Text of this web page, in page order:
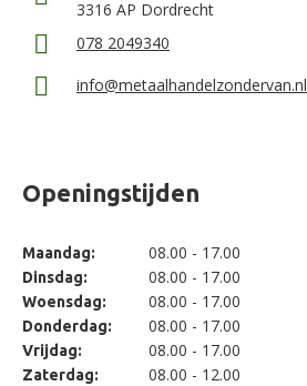
3316 AP Dordrecht
078 2049340
info@metaalhandelzondervan.nl
Openingstijden
Maandag: 08.00 - 17.00
Dinsdag: 08.00 - 17.00
Woensdag: 08.00 - 17.00
Donderdag: 08.00 - 17.00
Vrijdag: 08.00 - 17.00
Zaterdag: 08.00 - 12.00